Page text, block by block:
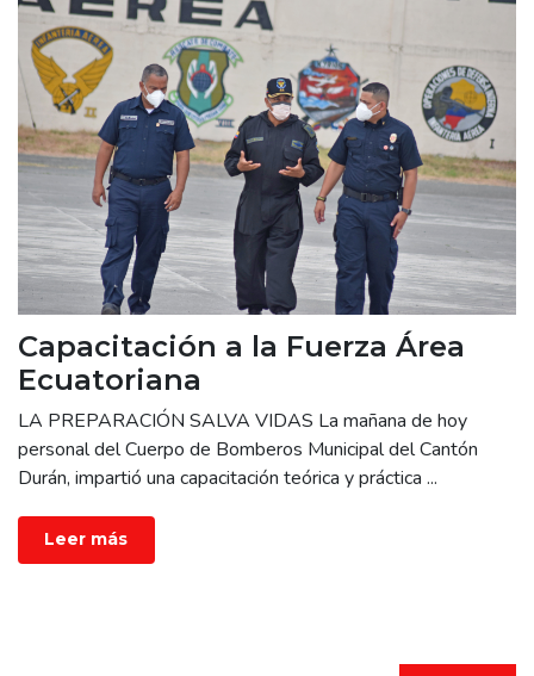
Capacitación a la Fuerza Área
Ecuatoriana
LA PREPARACIÓN SALVA VIDAS La mañana de hoy
personal del Cuerpo de Bomberos Municipal del Cantón
Durán, impartió una capacitación teórica y práctica ...
Leer más